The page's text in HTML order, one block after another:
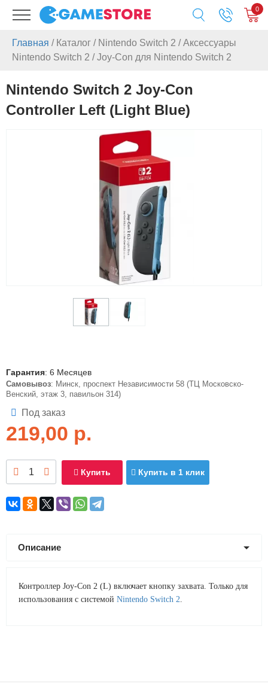
0
Главная / Каталог / Nintendo Switch 2 /Аксессуары
Nintendo Switch 2 /Joy-Con для Nintendo Switch 2
Nintendo Switch 2 Joy-Con
Controller Left (Light Blue)
Гарантия: 6 Месяцев
Самовывоз: Минск, проспект Независимости 58 (ТЦ Московско-
Венский, этаж 3, павильон 314)
Под заказ
219,00 р.
Купить Купить в 1 клик
Описание
Контроллер Joy-Con 2 (L) включает кнопку захвата. Только для
использования с системой Nintendo Switch 2